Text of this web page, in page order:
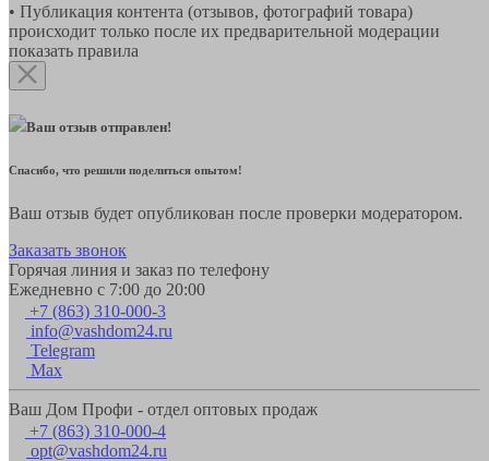
• Публикация контента (отзывов, фотографий товара)
происходит только после их предварительной модерации
показать правила
Ваш отзыв отправлен!
Спасибо, что решили поделиться опытом!
Ваш отзыв будет опубликован после проверки модератором.
Заказать звонок
Горячая линия и заказ по телефону
Ежедневно с 7:00 до 20:00
+7 (863) 310-000-3
info@vashdom24.ru
Telegram
Max
Ваш Дом Профи - отдел оптовых продаж
+7 (863) 310-000-4
opt@vashdom24.ru